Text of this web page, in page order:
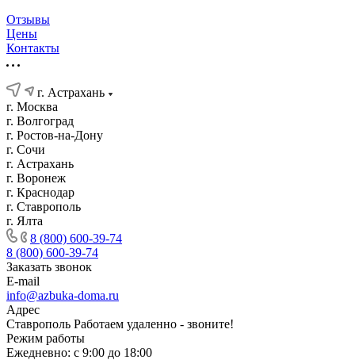
Отзывы
Цены
Контакты
г. Астрахань
г. Москва
г. Волгоград
г. Ростов-на-Дону
г. Сочи
г. Астрахань
г. Воронеж
г. Краснодар
г. Ставрополь
г. Ялта
8 (800) 600-39-74
8 (800) 600-39-74
Заказать звонок
E-mail
info@azbuka-doma.ru
Адрес
Ставрополь Работаем удаленно - звоните!
Режим работы
Ежедневно: с 9:00 до 18:00